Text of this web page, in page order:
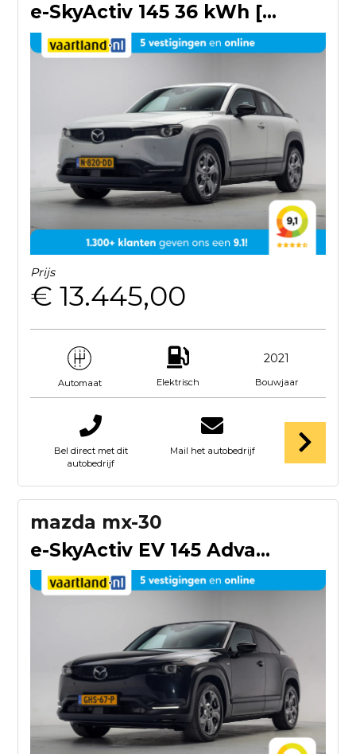
e-SkyActiv 145 36 kWh [ LED Navi Head-up ]
Prijs
€ 13.445,00
Automaat Elektrisch
2021
Bouwjaar
Bel direct met dit
autobedrijf
Mail het autobedrijf
mazda mx-30
e-SkyActiv EV 145 Advantage 36 kWh [ Apple/Android Camera Na